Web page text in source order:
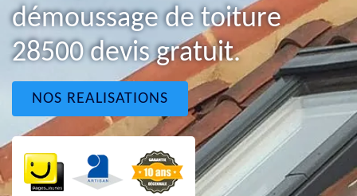
démoussage de toiture
28500 devis gratuit.
NOS REALISATIONS